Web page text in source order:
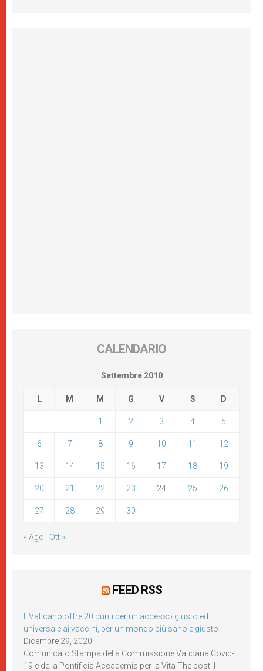
CALENDARIO
Settembre 2010
L M M G V S D
1 2 3 4 5
6 7 8 9 10 11 12
13 14 15 16 17 18 19
20 21 22 23 24 25 26
27 28 29 30
« Ago Ott »
FEED RSS
Il Vaticano offre 20 punti per un accesso giusto ed
universale ai vaccini, per un mondo più sano e giusto
Dicembre 29, 2020
Comunicato Stampa della Commissione Vaticana Covid-
19 e della Pontificia Accademia per la Vita The post Il